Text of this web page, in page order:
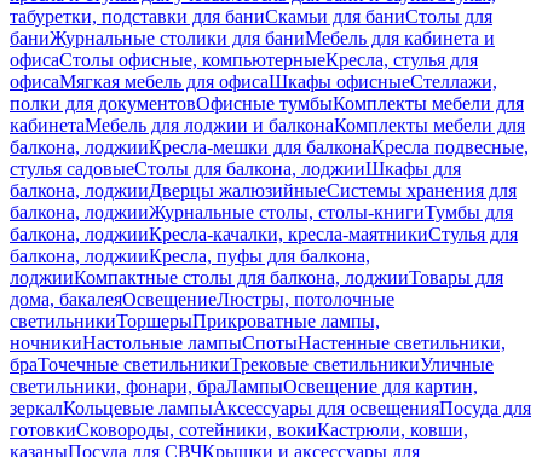
табуретки, подставки для баниСкамьи для баниСтолы для
баниЖурнальные столики для баниМебель для кабинета и
офисаСтолы офисные, компьютерныеКресла, стулья для
офисаМягкая мебель для офисаШкафы офисныеСтеллажи,
полки для документовОфисные тумбыКомплекты мебели для
кабинетаМебель для лоджии и балконаКомплекты мебели для
балкона, лоджииКресла-мешки для балконаКресла подвесные,
стулья садовыеСтолы для балкона, лоджииШкафы для
балкона, лоджииДверцы жалюзийныеСистемы хранения для
балкона, лоджииЖурнальные столы, столы-книгиТумбы для
балкона, лоджииКресла-качалки, кресла-маятникиСтулья для
балкона, лоджииКресла, пуфы для балкона,
лоджииКомпактные столы для балкона, лоджииТовары для
дома, бакалеяОсвещениеЛюстры, потолочные
светильникиТоршерыПрикроватные лампы,
ночникиНастольные лампыСпотыНастенные светильники,
браТочечные светильникиТрековые светильникиУличные
светильники, фонари, браЛампыОсвещение для картин,
зеркалКольцевые лампыАксессуары для освещенияПосуда для
готовкиСковороды, сотейники, вокиКастрюли, ковши,
казаныПосуда для СВЧКрышки и аксессуары для